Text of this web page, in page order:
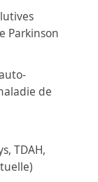
Parkinson
de
TDAH,